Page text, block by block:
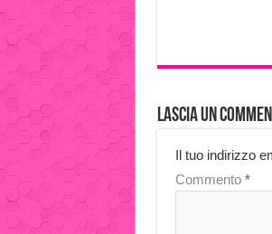
Lascia un
Il tuo indirizzo
Commento *